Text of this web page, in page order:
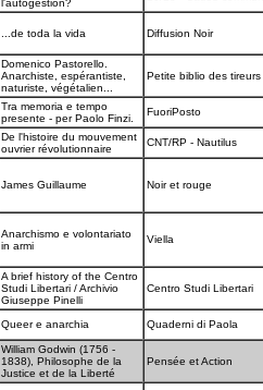
l'autogestion?
...de toda la vida Diffusion Noir
Domenico Pastorello.
Anarchiste, espérantiste,
naturiste, végétalien...
Petite biblio des
Tra memoria e tempo
presente - per Paolo Finzi.
FuoriPosto
De l'histoire du mouvement
ouvrier révolutionnaire
CNT/RP - Nautilus
James Guillaume Noir et rouge
Anarchismo e volontariato
in armi
Viella
A brief history of the Centro
Studi Libertari / Archivio
Giuseppe Pinelli
Centro Studi Libertari
Queer e anarchia Quaderni di Paola
William Godwin (1756 -
1838), Philosophe de la
Justice et de la Liberté
Pensée et Action